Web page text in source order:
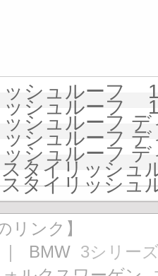
ッシュルーフ
ッシュルーフ
ッシュルーフ
ッシュルーフ
ッシュルーフ
タイリッシ
タイリッシ
リンク】
｜ BMW 3シリー